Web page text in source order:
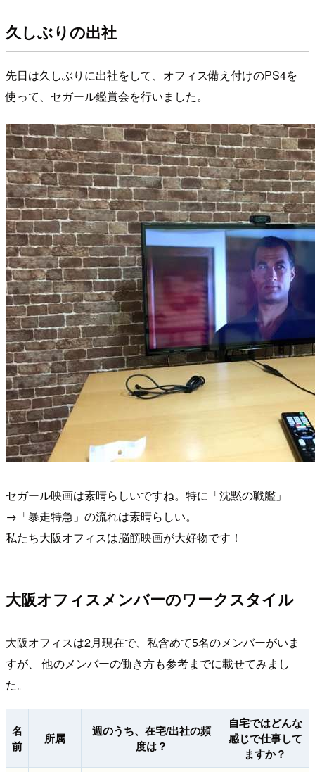
久しぶりの出社
先日は久しぶりに出社をして、オフィス備え付けのPS4を
使って、セガール鑑賞会を行いました。
セガール映画は素晴らしいですね。特に「沈黙の戦艦」
→「暴走特急」の流れは素晴らしい。
私たち大阪オフィスは脳筋映画が大好物です！
大阪オフィスメンバーのワークスタイル
大阪オフィスは2月現在で、私含めて5名のメンバーがいま
すが、 他のメンバーの働き方も参考までに載せてみまし
た。
名
前
所属
週のうち、在宅/出社の頻
度は？
自宅ではどんな
感じで仕事して
ますか？